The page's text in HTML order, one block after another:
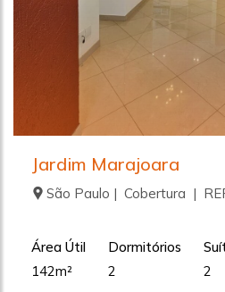
Jardim Marajoara
São Paulo | Cobertura |
Área Útil
142m²
Dormitórios
2
2